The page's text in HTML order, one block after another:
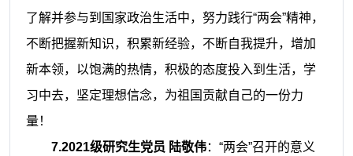
了解并参与到国家政治生活中，努力践行“两会”精神，
不断把握新知识，积累新经验，不断自我提升，增加
新本领，以饱满的热情，积极的态度投入到生活，学
习中去，坚定理想信念，为祖国贡献自己的一份力
量！
7.2021级研究生党员 陆敬伟： “两会”召开的意义